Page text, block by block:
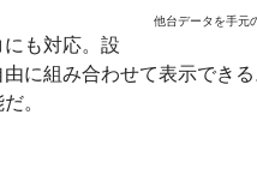
他台データを手元
も対応。設
に組み合わせて表示でき
。